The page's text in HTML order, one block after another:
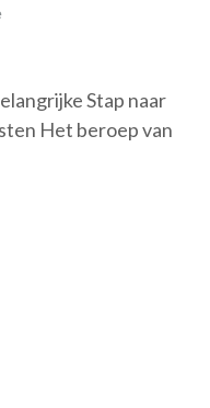
Stap naar
Het beroep van